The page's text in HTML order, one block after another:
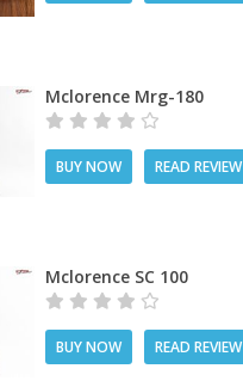
Mclorence Mrg-180
BUY NOW READ REVIEW
Mclorence SC 100
BUY NOW READ REVIEW